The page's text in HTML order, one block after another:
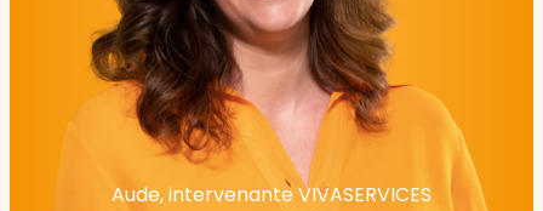
Aude, intervenante VIVASERVICES